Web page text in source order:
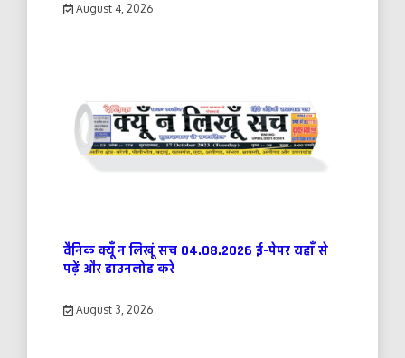
August 4, 2026
दैनिक क्यूँ न लिखूं सच 04.08.2026 ई-पेपर यहाँ से
पढ़ें और डाउनलोड करे
August 3, 2026